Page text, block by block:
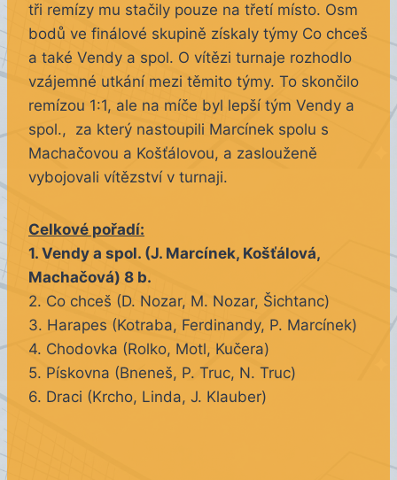
tři remízy mu stačily pouze na třetí místo. Osm
bodů ve finálové skupině získaly týmy Co chceš
a také Vendy a spol. O vítězi turnaje rozhodlo
vzájemné utkání mezi těmito týmy. To skončilo
remízou 1:1, ale na míče byl lepší tým Vendy a
spol., za který nastoupili Marcínek spolu s
Machačovou a Košťálovou, a zaslouženě
vybojovali vítězství v turnaji.
Celkové pořadí:
1. Vendy a spol. (J. Marcínek, Košťálová,
Machačová) 8 b.
2. Co chceš (D. Nozar, M. Nozar, Šichtanc)
3. Harapes (Kotraba, Ferdinandy, P. Marcínek)
4. Chodovka (Rolko, Motl, Kučera)
5. Pískovna (Bneneš, P. Truc, N. Truc)
6. Draci (Krcho, Linda, J. Klauber)